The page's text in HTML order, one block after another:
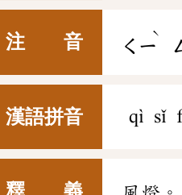
注 音 ㄑㄧ
ˋ
漢語拼音 qì sǐ